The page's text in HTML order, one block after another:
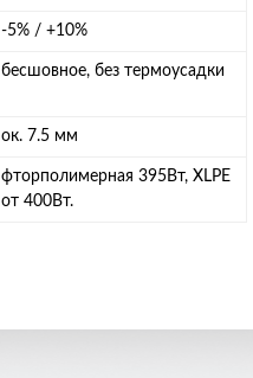
-5% / +10%
бесшовное, без термоусадки
ок. 7.5 мм
фторполимерная 395Вт, XLPE
от 400Вт.